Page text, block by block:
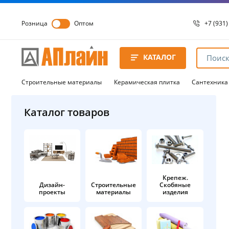
Розница Оптом +7
8 8172
8 8172
КАТАЛОГ
Строительные материалы Керамическая плитка Сантехника
Каталог товаров
Дизайн-
проекты
Строительные
материалы
Крепеж.
Скобяные
изделия